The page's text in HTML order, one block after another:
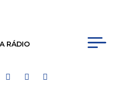
RÁDIO